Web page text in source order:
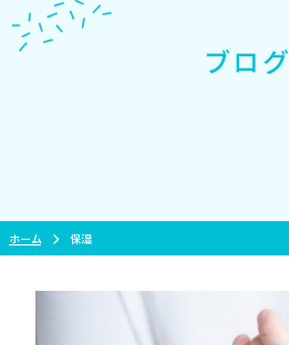
ブログ
ホーム 保湿